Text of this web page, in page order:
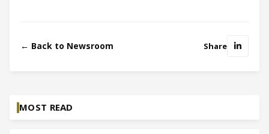
← Back to Newsroom Share
MOST READ